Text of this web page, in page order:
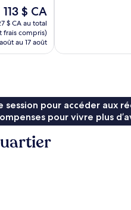
Le
prix
est
de
113 $ CA
113 $ CA
$ CA au total
frais compris)
au 17 août
session pour accéder aux
pour vivre plus